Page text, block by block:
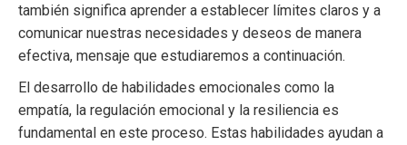
también significa aprender a establecer límites claros y a
comunicar nuestras necesidades y deseos de manera
efectiva, mensaje que estudiaremos a continuación.
El desarrollo de habilidades emocionales como la
empatía, la regulación emocional y la resiliencia es
fundamental en este proceso. Estas habilidades ayudan a